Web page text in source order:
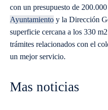
con un presupuesto de
Ayuntamiento y la Dirección
superficie cercana a los 330
trámites relacionados con el
un mejor servicio.
Mas noticias